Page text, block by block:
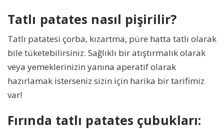
Tatlı patates nasıl pişirilir?
Tatlı patatesi çorba, kızartma, püre hatta tatlı olarak
bile tüketebilirsiniz. Sağlıklı bir atıştırmalık olarak
veya yemeklerinizin yanına aperatif olarak
hazırlamak isterseniz sizin için harika bir tarifimiz
var!
Fırında tatlı patates çubukları: